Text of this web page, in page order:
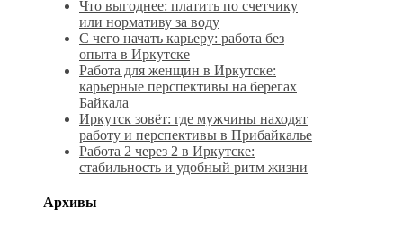
Что выгоднее: платить по счетчику
или нормативу за воду
С чего начать карьеру: работа без
опыта в Иркутске
Работа для женщин в Иркутске:
карьерные перспективы на берегах
Байкала
Иркутск зовёт: где мужчины находят
работу и перспективы в Прибайкалье
Работа 2 через 2 в Иркутске:
стабильность и удобный ритм жизни
Архивы